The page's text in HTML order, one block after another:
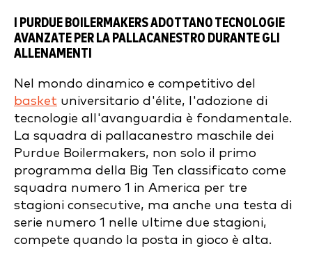
I PURDUE BOILERMAKERS ADOTTANO TECNOLOGIE
AVANZATE PER LA PALLACANESTRO DURANTE GLI
ALLENAMENTI
Nel mondo dinamico e competitivo del
basket universitario d'élite, l'adozione di
tecnologie all'avanguardia è fondamentale.
La squadra di pallacanestro maschile dei
Purdue Boilermakers, non solo il primo
programma della Big Ten classificato come
squadra numero 1 in America per tre
stagioni consecutive, ma anche una testa di
serie numero 1 nelle ultime due stagioni,
compete quando la posta in gioco è alta.